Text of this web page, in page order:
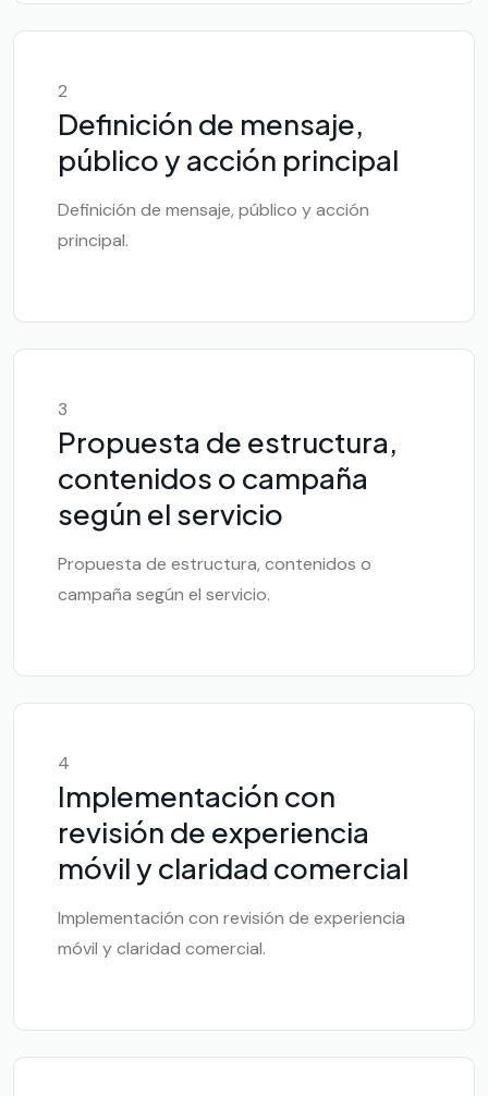
2
Definición de mensaje,
público y acción principal
Definición de mensaje, público y acción
principal.
3
Propuesta de estructura,
contenidos o campaña
según el servicio
Propuesta de estructura, contenidos o
campaña según el servicio.
4
Implementación con
revisión de experiencia
móvil y claridad comercial
Implementación con revisión de experiencia
móvil y claridad comercial.